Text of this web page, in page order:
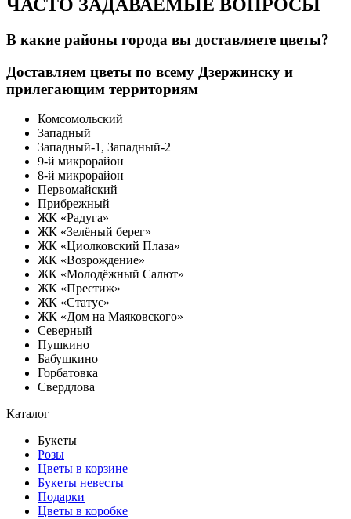
ЧАСТО ЗАДАВАЕМЫЕ ВОПРОСЫ
В какие районы города вы доставляете цветы?
Доставляем цветы по всему Дзержинску и
прилегающим территориям
Комсомольский
Западный
Западный-1, Западный-2
9-й микрорайон
8-й микрорайон
Первомайский
Прибрежный
ЖК «Радуга»
ЖК «Зелёный берег»
ЖК «Циолковский Плаза»
ЖК «Возрождение»
ЖК «Молодёжный Салют»
ЖК «Престиж»
ЖК «Статус»
ЖК «Дом на Маяковского»
Северный
Пушкино
Бабушкино
Горбатовка
Свердлова
Каталог
Букеты
Розы
Цветы в корзине
Букеты невесты
Подарки
Цветы в коробке